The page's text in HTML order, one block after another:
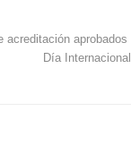
acreditación aprobados
Día